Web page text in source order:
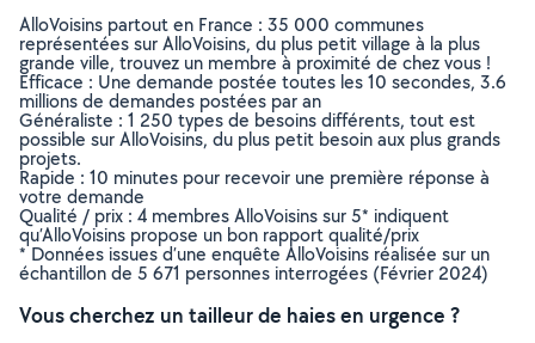
AlloVoisins partout en France : 35 000 communes
représentées sur AlloVoisins, du plus petit village à la plus
grande ville, trouvez un membre à proximité de chez vous !
Efficace : Une demande postée toutes les 10 secondes, 3.6
millions de demandes postées par an
Généraliste : 1 250 types de besoins différents, tout est
possible sur AlloVoisins, du plus petit besoin aux plus grands
projets.
Rapide : 10 minutes pour recevoir une première réponse à
votre demande
Qualité / prix : 4 membres AlloVoisins sur 5* indiquent
qu’AlloVoisins propose un bon rapport qualité/prix
* Données issues d’une enquête AlloVoisins réalisée sur un
échantillon de 5 671 personnes interrogées (Février 2024)
Vous cherchez un tailleur de haies en urgence ?